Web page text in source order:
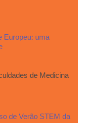
Europeu: uma
de Medicina
de Verão STEM da